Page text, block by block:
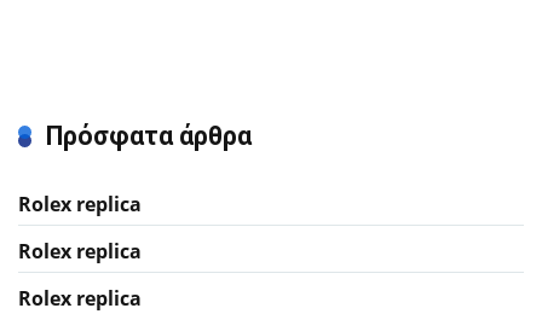
Πρόσφατα άρθρα
Rolex replica
Rolex replica
Rolex replica